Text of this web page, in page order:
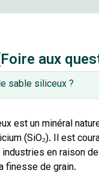
aux
sable siliceux ?
est un minéral
(SiO₂). Il est
en raison
finesse de grain.